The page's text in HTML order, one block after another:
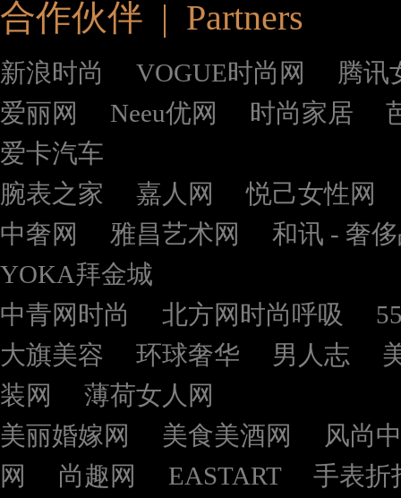
合作伙伴 | Partners
新浪时尚 VOGUE时尚网
腾讯
爱丽网
Neeu优网 时尚家居
爱卡汽车
腕表之家
嘉人网
悦己女性网
中奢网
雅昌艺术网
和讯 - 奢
YOKA拜金城
中青网时尚
北方网时尚呼吸
大旗美容
环球奢华 男人志
装网
薄荷女人网
美丽婚嫁网
美食美酒网
风尚
网
尚趣网 EASTART
手表折